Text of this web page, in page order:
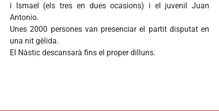
i Ismael (els tres en dues ocasions) i el juvenil Juan
Antonio.
Unes 2000 persones van presenciar el partit disputat en
una nit gèlida.
El Nàstic descansarà fins el proper dilluns.